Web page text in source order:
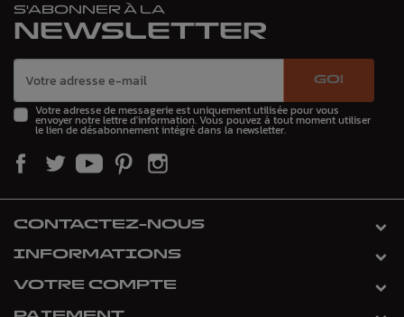
S'ABONNER À LA
NEWSLETTER
GO!
Votre adresse de messagerie est uniquement utilisée pour vous
envoyer notre lettre d'information. Vous pouvez à tout moment utiliser
le lien de désabonnement intégré dans la newsletter.
CONTACTEZ-NOUS
INFORMATIONS
VOTRE COMPTE